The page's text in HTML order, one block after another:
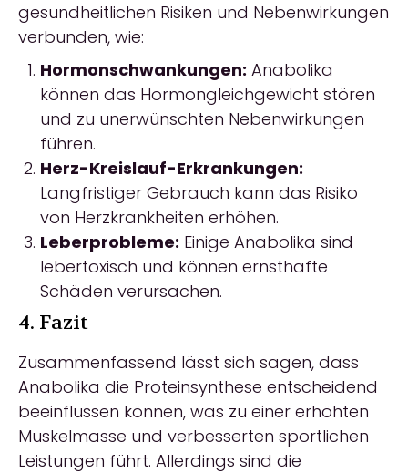
gesundheitlichen Risiken und Nebenwirkungen
verbunden, wie:
Hormonschwankungen: Anabolika
können das Hormongleichgewicht stören
und zu unerwünschten Nebenwirkungen
führen.
Herz-Kreislauf-Erkrankungen:
Langfristiger Gebrauch kann das Risiko
von Herzkrankheiten erhöhen.
Leberprobleme: Einige Anabolika sind
lebertoxisch und können ernsthafte
Schäden verursachen.
4. Fazit
Zusammenfassend lässt sich sagen, dass
Anabolika die Proteinsynthese entscheidend
beeinflussen können, was zu einer erhöhten
Muskelmasse und verbesserten sportlichen
Leistungen führt. Allerdings sind die